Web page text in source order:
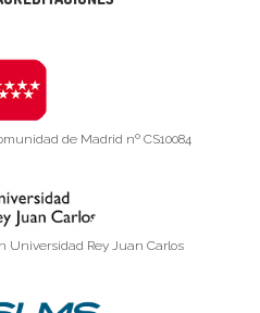
de Madrid nº CS10084
Universidad Rey Juan Carlos